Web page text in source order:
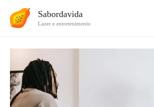
para
Sabordavida
Lazer e entretenimento